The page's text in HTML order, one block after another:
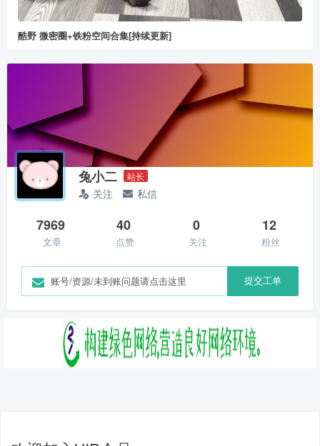
酷野 微密圈+铁粉空间合集[持续更新]
兔小二 站长
关注 私信
7969
文章
40
点赞
0
关注
12
粉丝
账号/资源/未到账问题请点击这里 提交工单